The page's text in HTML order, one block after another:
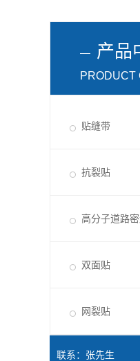
产品
PRODUCT
贴缝带
抗裂贴
高分子道路
双面贴
网裂贴
联系：张先生